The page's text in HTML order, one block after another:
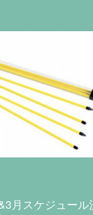
月スケジュール